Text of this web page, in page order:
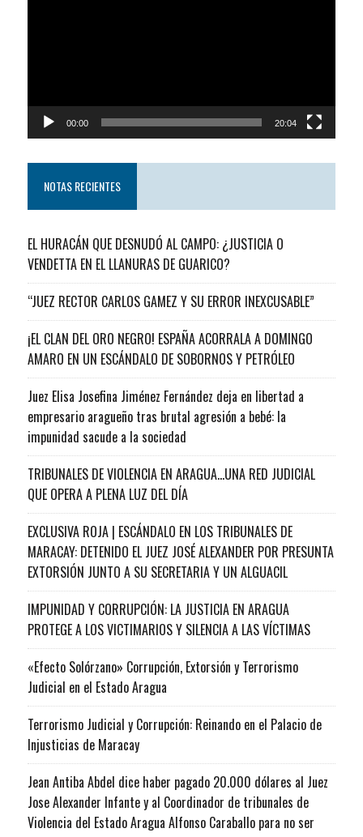
00:00 20:04
NOTAS RECIENTES
EL HURACÁN QUE DESNUDÓ AL CAMPO: ¿JUSTICIA O
VENDETTA EN EL LLANURAS DE GUARICO?
“JUEZ RECTOR CARLOS GAMEZ Y SU ERROR INEXCUSABLE”
¡EL CLAN DEL ORO NEGRO! ESPAÑA ACORRALA A DOMINGO
AMARO EN UN ESCÁNDALO DE SOBORNOS Y PETRÓLEO
Juez Elisa Josefina Jiménez Fernández deja en libertad a
empresario aragueño tras brutal agresión a bebé: la
impunidad sacude a la sociedad
TRIBUNALES DE VIOLENCIA EN ARAGUA…UNA RED JUDICIAL
QUE OPERA A PLENA LUZ DEL DÍA
EXCLUSIVA ROJA | ESCÁNDALO EN LOS TRIBUNALES DE
MARACAY: DETENIDO EL JUEZ JOSÉ ALEXANDER POR PRESUNTA
EXTORSIÓN JUNTO A SU SECRETARIA Y UN ALGUACIL
IMPUNIDAD Y CORRUPCIÓN: LA JUSTICIA EN ARAGUA
PROTEGE A LOS VICTIMARIOS Y SILENCIA A LAS VÍCTIMAS
«Efecto Solórzano» Corrupción, Extorsión y Terrorismo
Judicial en el Estado Aragua
Terrorismo Judicial y Corrupción: Reinando en el Palacio de
Injusticias de Maracay
Jean Antiba Abdel dice haber pagado 20.000 dólares al Juez
Jose Alexander Infante y al Coordinador de tribunales de
Violencia del Estado Aragua Alfonso Caraballo para no ser